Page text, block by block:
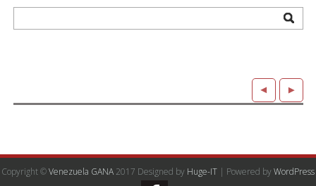
Copyright ©Venezuela GANA 2017 Designed by Huge-IT | Powered byWordPress